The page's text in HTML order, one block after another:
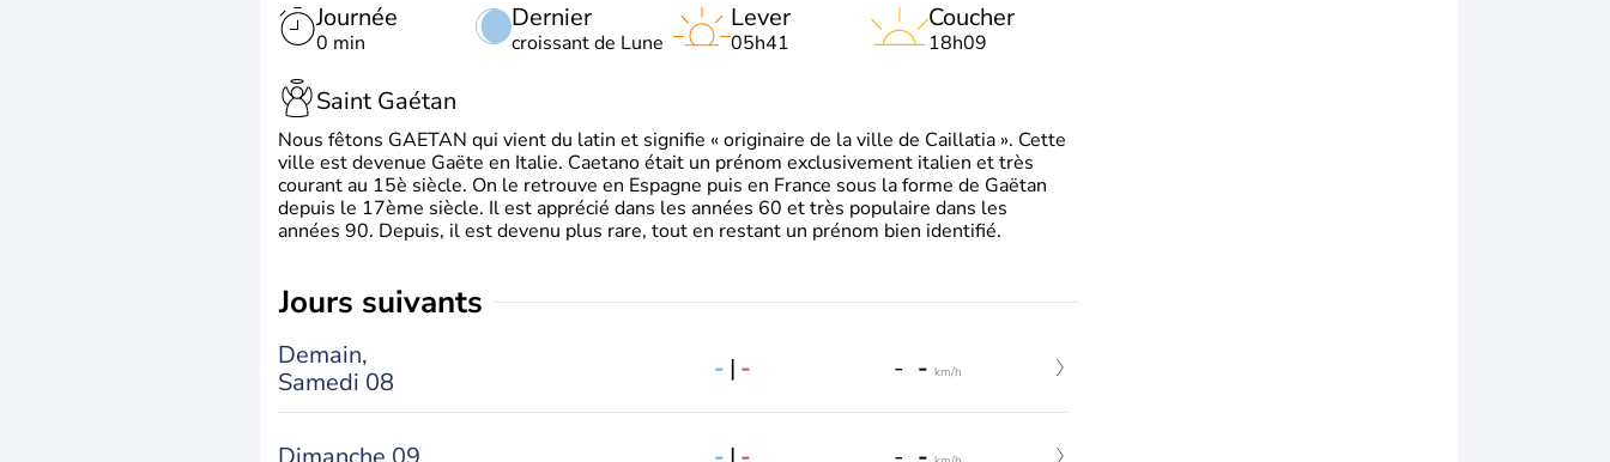
Journée
0 min
Dernier
croissant de Lune
Lever
05h41
Coucher
18h09
Saint Gaétan
Nous fêtons GAETAN qui vient du latin et signifie « originaire de la ville de Caillatia ». Cette
ville est devenue Gaëte en Italie. Caetano était un prénom exclusivement italien et très
courant au 15è siècle. On le retrouve en Espagne puis en France sous la forme de Gaëtan
depuis le 17ème siècle. Il est apprécié dans les années 60 et très populaire dans les
années 90. Depuis, il est devenu plus rare, tout en restant un prénom bien identifié.
jours suivants
Demain,
Samedi 08
- | - - - km/h